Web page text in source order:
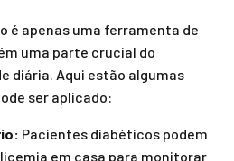
é apenas uma ferramenta de
uma parte crucial do
diária. Aqui estão algumas
ser aplicado:
Pacientes diabéticos podem
em casa para monitorar